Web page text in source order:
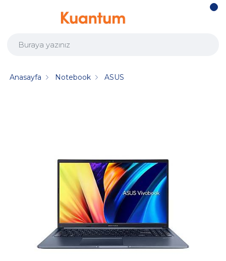
Anasayfa Notebook ASUS